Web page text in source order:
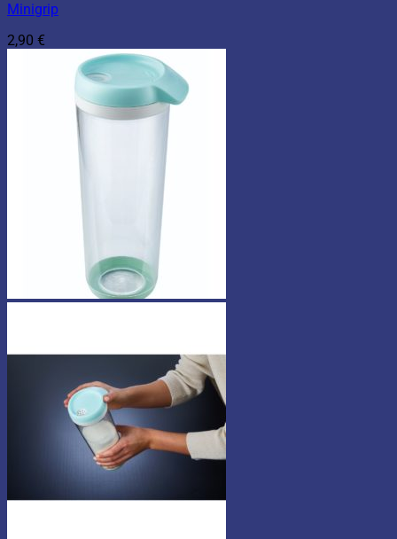
Minigrip
2,90 €